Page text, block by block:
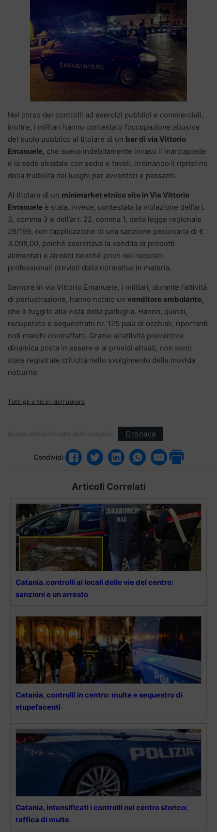
Nel corso dei controlli ad esercizi pubblici e commerciali,
inoltre, i militari hanno contestato l’occupazione abusiva
del suolo pubblico al titolare di un bar di via Vittorio
Emanuele, che aveva indebitamente invaso il marciapiede
e la sede stradale con sedie e tavoli, ordinando il ripristino
della fruibilità dei luoghi per avventori e passanti.
Al titolare di un minimarket etnico sito in Via Vittorio
Emanuele è stata, invece, contestata la violazione dell’art.
3, comma 3 e dell’art. 22, comma 1, della legge regionale
28/199, con l’applicazione di una sanzione pecuniaria di €
3.098,00, poiché esercitava la vendita di prodotti
alimentari e alcolici benché privo dei requisiti
professionali previsti dalla normativa in materia.
Sempre in via Vittorio Emanuele, i militari, durante l’attività
di perlustrazione, hanno notato un venditore ambulante,
che è fuggito alla vista della pattuglia. Hanno, quindi,
recuperato e sequestrato nr. 125 paia di occhiali, riportanti
noti marchi contraffatti. Grazie all’attività preventiva
dinamica posta in essere e ai presidi attuati, non sono
state registrate criticità nello svolgimento della movida
notturna
Tutti gli articoli dell'autore
Questo articolo fa parte delle categorie: Cronaca
Condividi
Articoli Correlati
Catania. controlli ai locali delle vie del centro:
sanzioni e un arresto
Catania, controlli in centro: multe e sequestro di
stupefacenti
Catania, intensificati i controlli nel centro storico:
raffica di multe